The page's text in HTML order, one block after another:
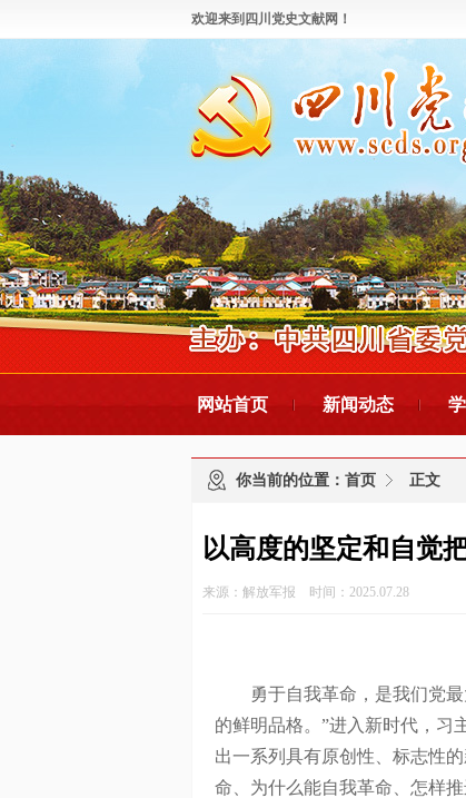
欢迎来到四川党史文献网！
网站首页 新闻动态
你当前的位置： 首页 正文
以高度的坚定和自觉
来源：解放军报 时间：2025.07.28
勇于自我革命，是我们党最
的鲜明品格。”进入新时代，习
出一系列具有原创性、标志性
命、为什么能自我革命、怎样